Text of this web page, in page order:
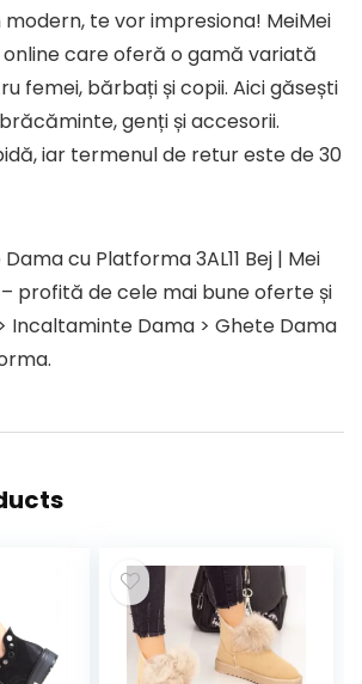
te vor impresiona! MeiMei
care oferă o gamă variată
femei, bărbați și copii. Aici găsești
genți și accesorii.
iar termenul de retur este de 30
cu Platforma 3AL11 Bej | Mei
profită de cele mai bune oferte și
Incaltaminte Dama > Ghete Dama